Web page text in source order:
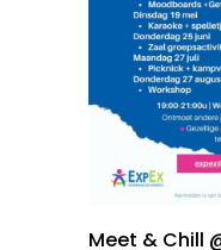
Meet & Chill